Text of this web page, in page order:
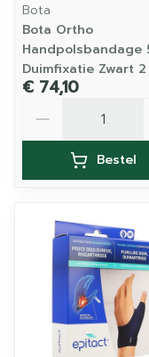
Bota
Bota Ortho
Handpolsbandage
Duimfixatie Zwart 2
€ 74,10
Bestel